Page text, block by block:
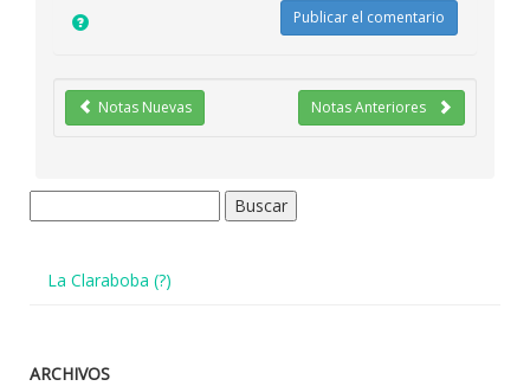
Notas Anteriores
Notas Nuevas
La Claraboba (?)
ARCHIVOS